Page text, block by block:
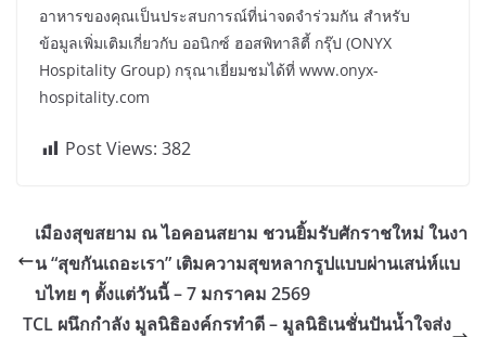
อาหารของคุณเป็นประสบการณ์ที่น่าจดจำร่วมกัน สำหรับ
ข้อมูลเพิ่มเติมเกี่ยวกับ ออนิกซ์ ฮอสพิทาลิตี้ กรุ๊ป (ONYX
Hospitality Group) กรุณาเยี่ยมชมได้ที่ www.onyx-
hospitality.com
Post Views: 382
เมืองสุขสยาม ณ ไอคอนสยาม ชวนยิ้มรับศักราชใหม่ ในงา
น “สุขกันเถอะเรา” เติมความสุขหลากรูปแบบผ่านเสน่ห์แบ
บไทย ๆ ตั้งแต่วันนี้ – 7 มกราคม 2569
TCL ผนึกกำลัง มูลนิธิองค์กรทำดี – มูลนิธิเนชั่นปันน้ำใจส่ง